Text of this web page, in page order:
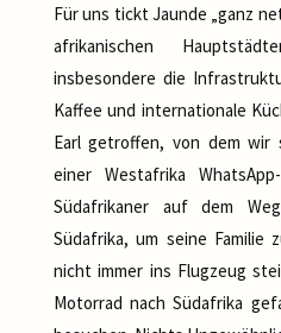
Für uns tickt Jaunde „ganz
afrikanischen
insbesondere die
Kaffee und internationale
Earl getroffen, von dem wir
einer Westafrika
Südafrikaner auf dem
Südafrika, um seine Familie
nicht immer ins Flugzeug
Motorrad nach Südafrika